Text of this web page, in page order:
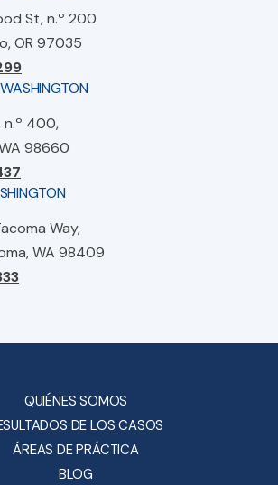
St, n.º 200
OR 97035
n.º 400,
98660
Way,
WA 98409
QUIÉNES SOMOS
DE LOS CASOS
ÁREAS DE PRÁCTICA
BLOG